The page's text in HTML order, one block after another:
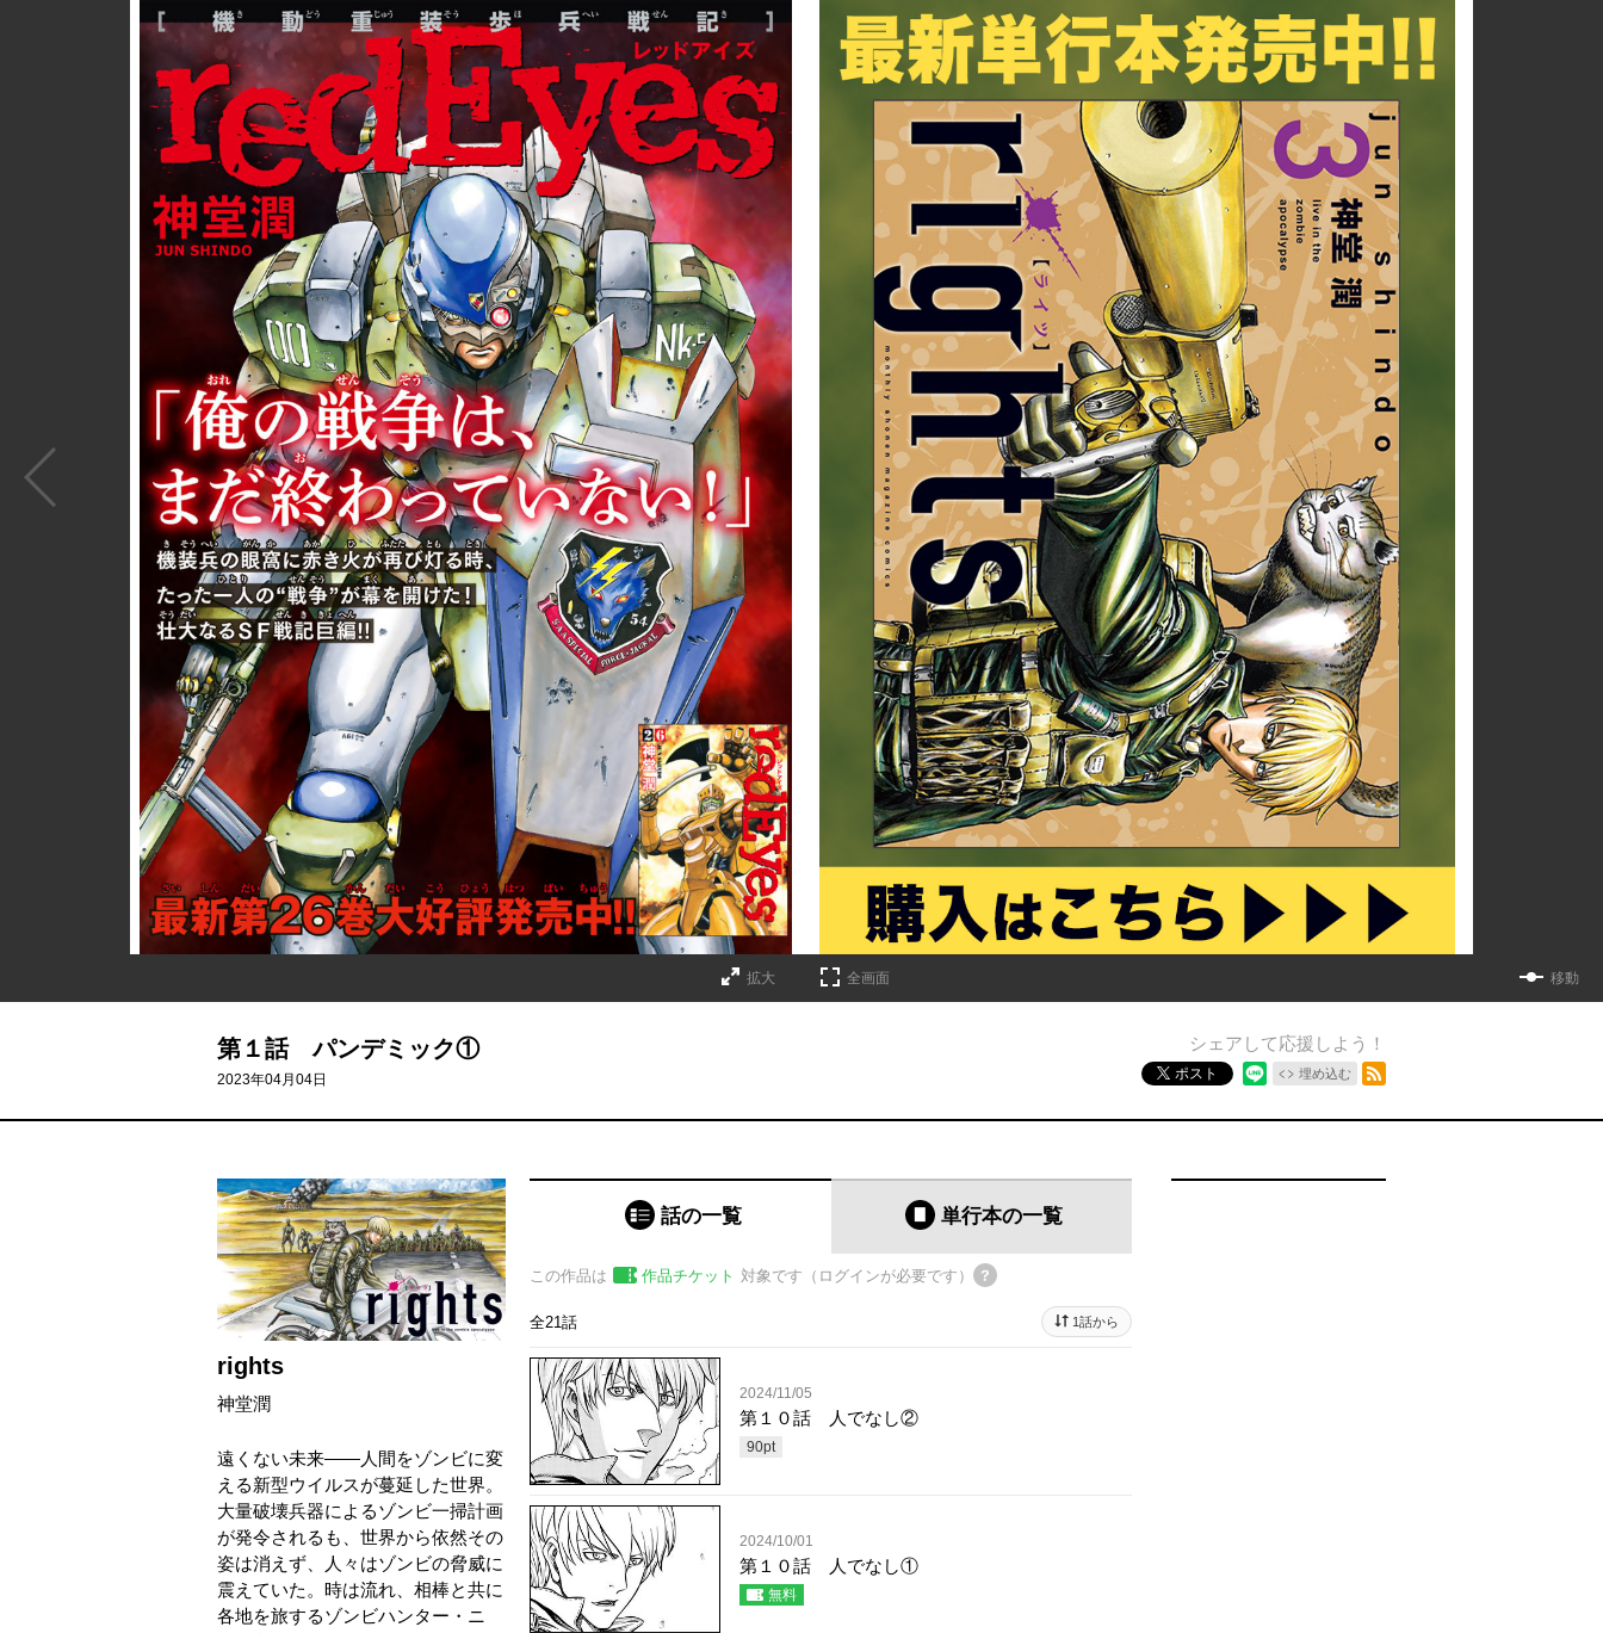
詳細ページへのリンク
詳細ページへのリンク
拡大 全画面 移動
第１話 パンデミック①
2023年04月04日
シェアして応援しよう！
ポスト 埋め込む
rights
神堂潤
遠くない未来――人間をゾンビに変
える新型ウイルスが蔓延した世界。
大量破壊兵器によるゾンビ一掃計画
が発令されるも、世界から依然その
姿は消えず、人々はゾンビの脅威に
震えていた。時は流れ、相棒と共に
各地を旅するゾンビハンター・ニ
話の一覧 単行本の一覧
この作品は 作品チケット 対象です（ログインが必要です）
全21話 1話から
2024/11/05
第１０話 人でなし②
90pt
2024/10/01
第１０話 人でなし①
無料